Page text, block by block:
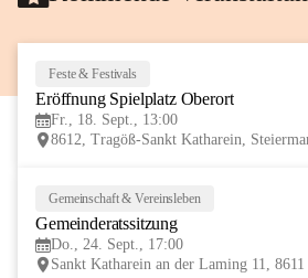
Feste & Festivals
Eröffnung Spielplatz Oberort
Fr., 18. Sept., 13:00
8612, Tragöß-Sankt Katharein,
Gemeinschaft & Vereinsleben
Gemeinderatssitzung
Do., 24. Sept., 17:00